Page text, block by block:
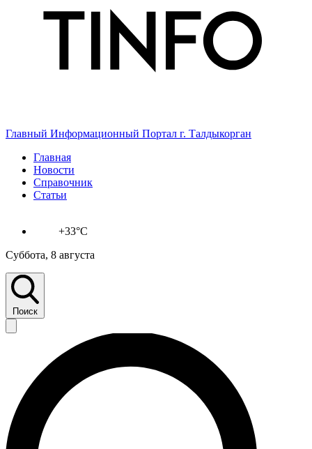
Главный Информационный Портал г. Талдыкорган
Главная
Новости
Справочник
Статьи
+33°C
Суббота, 8 августа
Поиск